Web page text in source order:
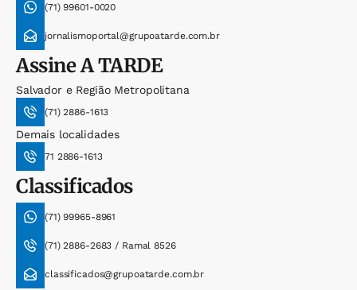
(71) 99601-0020
jornalismoportal@grupoatarde.com.br
AssineA TARDE
Salvador e Região Metropolitana
(71) 2886-1613
Demais localidades
71 2886-1613
Classificados
(71) 99965-8961
(71) 2886-2683 / Ramal 8526
classificados@grupoatarde.com.br